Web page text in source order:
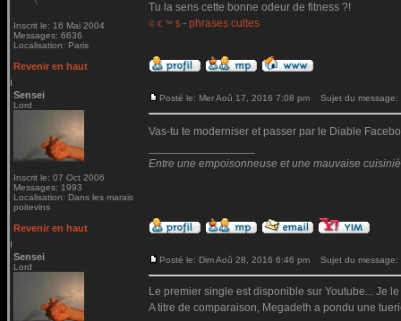
Inscrit le: 16 Mai 2004
Messages: 6636
Localisation: Paris
Tu la sens cette bonne odeur de fitness ?!
© € ™ $ - phrases cultes
Revenir en haut
Sensei
Lord
Inscrit le: 07 Oct 2006
Messages: 1993
Localisation: Dans les marais
poitevins
Posté le: Mer Aoû 17, 2016 7:08 pm Sujet du message:
Vas-tu te moderniser et passer par le Diable
Entre une empoisonneuse et une mauvaise
Revenir en haut
Sensei
Lord
Posté le: Dim Aoû 28, 2016 6:46 pm Sujet du message:
Le premier single est disponible sur Youtube... Je
A titre de comparaison, Megadeth a pondu une